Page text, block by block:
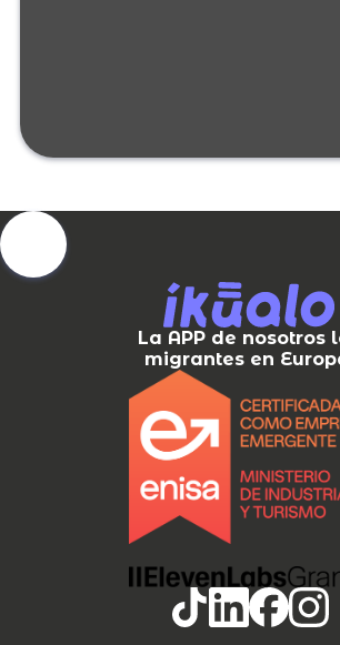
La APP de nosotros
migrantes en